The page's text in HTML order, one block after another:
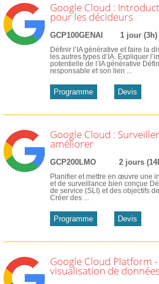
Google Cloud :
pour les décideurs
GCP100GENAI 1 jour (3h)
Définir l’IA générative et faire la
les autres types d’IA. Expliquer
potentielle de l’IA générative
responsable et son lien ...
Programme Devis
Google Cloud :
améliorer
GCP200LMO 2 jours
Planifier et mettre en œuvre une
et de surveillance bien conçue
de service (SLI) et des objectifs
Créer des ...
Programme Devis
Google Cloud Platform
visualisation de données